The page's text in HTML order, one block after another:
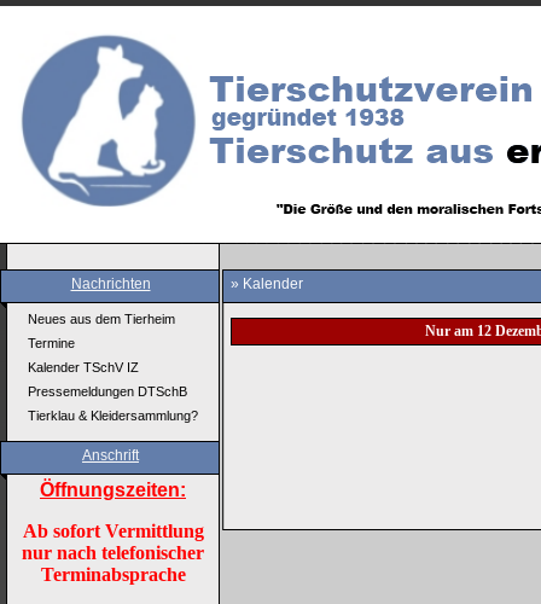
Nachrichten
Neues aus dem Tierheim
Termine
Kalender TSchV IZ
Pressemeldungen DTSchB
Tierklau & Kleidersammlung?
Anschrift
Öffnungszeiten:
Ab sofort Vermittlung
nur nach telefonischer
Terminabsprache
» Kalender
Nur am 12